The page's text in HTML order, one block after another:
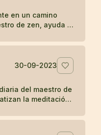
las enseñanzas
en un camino
de zen, ayuda a
seguir a Gudo y
reconocido
cómo una
cambiar el
30-09-2023
del maestro de
la meditación,
ternura, guiando